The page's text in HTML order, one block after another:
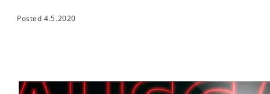
Posted 4.5.2020